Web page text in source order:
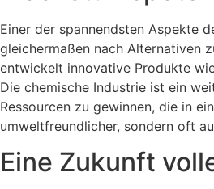
Einer der spannendsten Aspekte
gleichermaßen nach Alternativen
entwickelt innovative Produkte
Die chemische Industrie ist ein
Ressourcen zu gewinnen, die in
umweltfreundlicher, sondern oft
Eine Zukunft